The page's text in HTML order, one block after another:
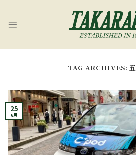
content
TAG ARCHIVES:
25
6月